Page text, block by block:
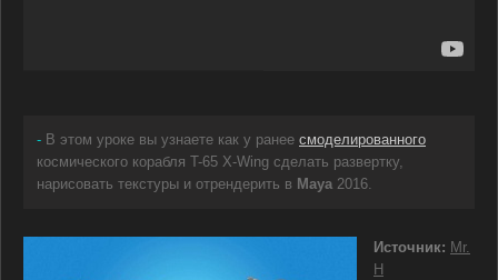
- В этом уроке вы узнаете как у ранее смоделированного
космического корабля T-65 X-Wing сделать развертку,
нарисовать текстуры и отрендерить в Maya 2016.
Источник: Mr.
H